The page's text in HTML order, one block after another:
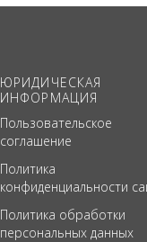
ЮРИДИЧЕСКАЯ
ИНФОРМАЦИЯ
Пользовательское
соглашение
Политика
конфиденциальности
Политика обработки
персональных данных